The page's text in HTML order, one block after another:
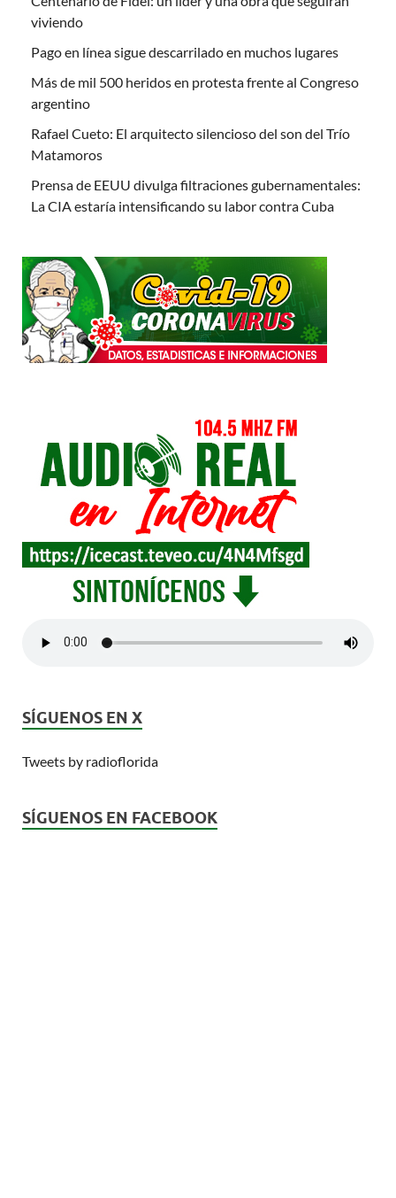
viviendo
Pago en línea sigue descarrilado en muchos lugares
Más de mil 500 heridos en protesta frente al Congreso
argentino
Rafael Cueto: El arquitecto silencioso del son del Trío
Matamoros
Prensa de EEUU divulga filtraciones gubernamentales:
La CIA estaría intensificando su labor contra Cuba
SÍGUENOS EN X
Tweets by radioflorida
SÍGUENOS EN FACEBOOK